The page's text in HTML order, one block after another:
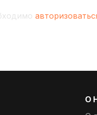
О